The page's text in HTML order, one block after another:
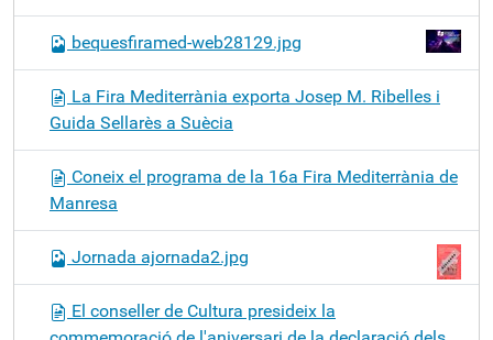
bequesfiramed-web28129.jpg
La Fira Mediterrània exporta Josep M. Ribelles i
Guida Sellarès a Suècia
Coneix el programa de la 16a Fira Mediterrània de
Manresa
Jornada ajornada2.jpg
El conseller de Cultura presideix la